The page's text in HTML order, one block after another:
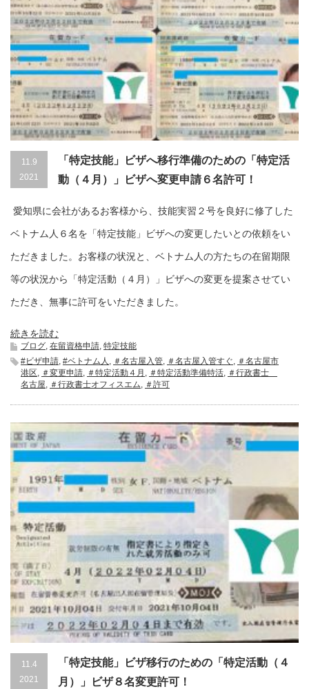
11.9
2021
「特定技能」ビザへ移行準備のための「特定活
動（４月）」ビザへ変更申請６名許可！
愛知県に会社があるお客様から、技能実習２号を良好に修了した
ベトナム人６名を「特定技能」ビザへの変更したいとの依頼をい
ただきました。お客様の状況と、ベトナム人の方たちの在留期限
等の状況から「特定活動（４月）」ビザへの変更を提案させてい
ただき、無事に許可をいただきました。
続きを読む
ブログ 在留資格申請 特定技能
#ビザ申請 #ベトナム人 ＃名古屋入管 ＃名古屋入管すぐ
＃名古屋市
港区
＃変更申請 ＃特定活動４月 ＃特定活動準備特活
＃行政書士
名古屋
＃行政書士オフィスエム ＃許可
11.4
2021
「特定技能」ビザ移行のための「特定活動（４
月）」ビザ８名変更許可！